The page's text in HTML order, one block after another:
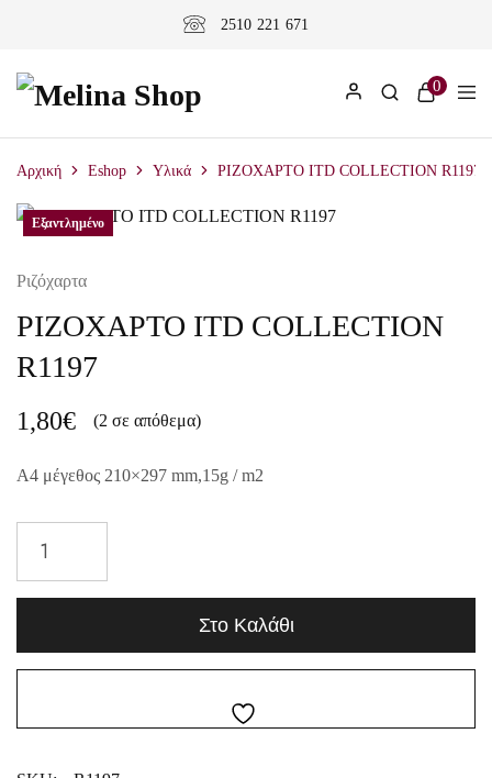
2510 221 671
0
Αρχική Eshop Υλικά ΡΙΖΟΧΑΡΤΟ ITD COLLECTION R1197
Ριζόχαρτα
ΡΙΖΟΧΑΡΤΟ ITD COLLECTION
R1197
1,80€ (2 σε απόθεμα)
A4 μέγεθος 210×297 mm,15g / m2
Στο Καλάθι
Εξαντλημένο